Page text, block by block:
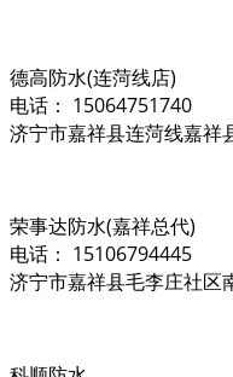
德高防水(连菏线店)
电话： 15064751740
济宁市嘉祥县连菏线嘉祥
荣事达防水(嘉祥总代)
电话： 15106794445
济宁市嘉祥县毛李庄社区